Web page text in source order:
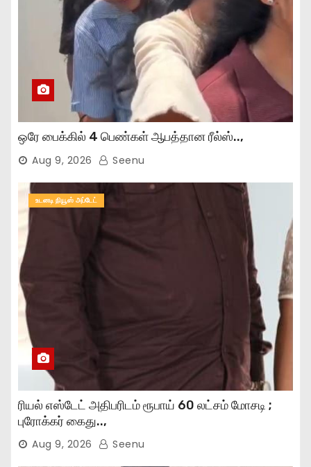
ஒரே பைக்கில் 4 பெண்கள் ஆபத்தான ரீல்ஸ்..,
Aug 9, 2026 Seenu
உடனடி நியூஸ் அப்டேட்
ரியல் எஸ்டேட் அதிபரிடம் ரூபாய் 60 லட்சம் மோசடி ;
புரோக்கர் கைது..,
Aug 9, 2026 Seenu